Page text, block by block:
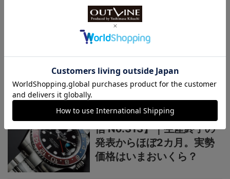
菊地吉正の【ロレックス通
示するグラフィカルで繊細
なジュビリーダイアルモチ
菊地吉正の【ロレックス通
信 No.313】｜生産終了の
発表からほぼ2カ月。実勢
価格はいまおいくら？